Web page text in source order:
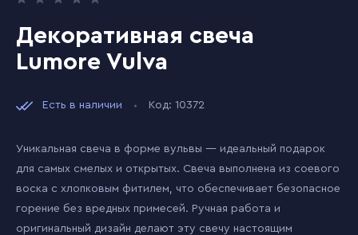
Декоративная свеча
Lumore Vulva
Есть в наличии Код: 10372
Уникальная свеча в форме вульвы — идеальный подарок
для самых смелых и открытых. Свеча выполнена из соевого
воска с хлопковым фитилем, что обеспечивает безопасное
горение без вредных примесей. Ручная работа и
оригинальный дизайн делают эту свечу настоящим